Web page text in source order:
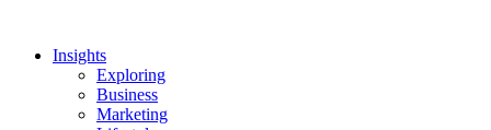
Insights
Exploring
Business
Marketing